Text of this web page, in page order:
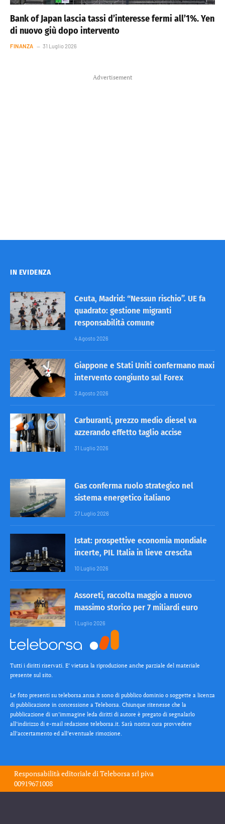
Bank of Japan lascia tassi d’interesse fermi all’1%. Yen
di nuovo giù dopo intervento
FINANZA 31 Luglio 2026
Advertisement
IN EVIDENZA
Ceuta, Madrid: “Nessun rischio”. UE fa
quadrato: gestione migranti
responsabilità comune
4 Agosto 2026
Giappone e Stati Uniti confermano maxi
intervento congiunto sul Forex
3 Agosto 2026
Carburanti, prezzo medio diesel va
azzerando effetto taglio accise
31 Luglio 2026
Gas conferma ruolo strategico nel
sistema energetico italiano
27 Luglio 2026
Istat: prospettive economia mondiale
incerte, PIL Italia in lieve crescita
10 Luglio 2026
Assoreti, raccolta maggio a nuovo
massimo storico per 7 miliardi euro
1 Luglio 2026
Tutti i diritti riservati. E’ vietata la riproduzione anche parziale del materiale
presente sul sito.
Le foto presenti su teleborsa.ansa.it sono di pubblico dominio o soggette a licenza
di pubblicazione in concessione a Teleborsa. Chiunque ritenesse che la
pubblicazione di un’immagine leda diritti di autore è pregato di segnalarlo
all’indirizzo di e-mail redazione teleborsa.it. Sarà nostra cura provvedere
all’accertamento ed all’eventuale rimozione.
Responsabilità editoriale diTeleborsa srlpiva
00919671008